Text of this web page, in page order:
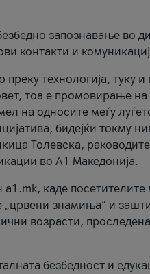
запознавање во
контакти и
технологија, туку
тоа е промовирање
на односите меѓу
бидејќи токму
Толевска,
во А1 Македонија.
каде
„црвени знамиња“ и
возрасти,
безбедност и